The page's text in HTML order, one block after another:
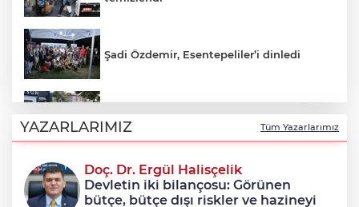
Şadi Özdemir, Esentepeliler’i dinledi
Nilüfer’de kaldırımlar temizlendi
Avcılar Belediye Başkanı Utku Caner
Çaykara tahliye edildi
YAZARLARIMIZ Tüm Yazarlarımız
Doç. Dr. Ergül Halisçelik
Devletin iki bilançosu: Görünen
bütçe, bütçe dışı riskler ve hazineyi